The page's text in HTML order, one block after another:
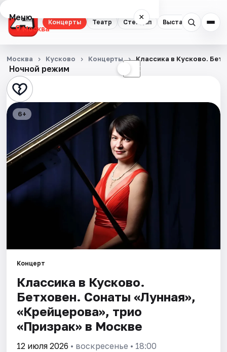
Концерты Театр Стендап Выставки
Меню ×
Москва
Концерты
Театр
Стендап
Квесты
Экскурсии
Спорт
Города
Площадки
Артисты
Рейтинги
Ночной режим ☾
Москва Кусково Концерты Классика в Кусково.
6+
Концерт
Классика в Кусково.
Бетховен. Сонаты «Лунная»,
«Крейцерова», трио
«Призрак» в Москве
12 июля 2026 • воскресенье • 18:00